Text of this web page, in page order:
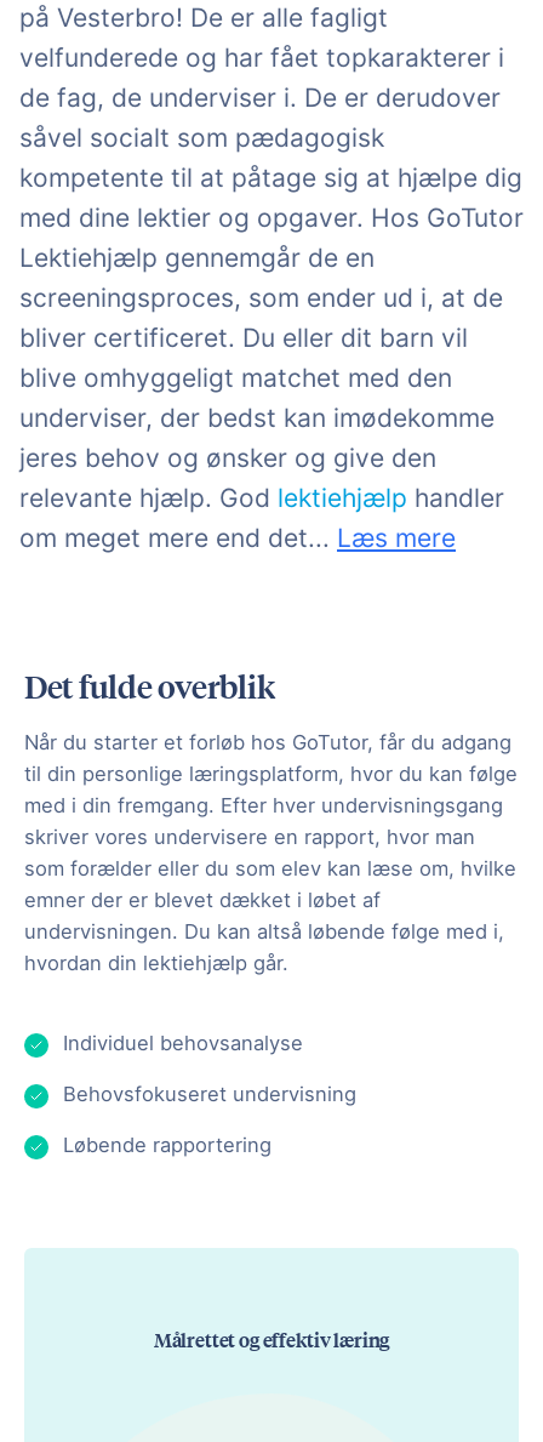
på Vesterbro! De er alle fagligt
velfunderede og har fået topkarakterer i
de fag, de underviser i. De er derudover
såvel socialt som pædagogisk
kompetente til at påtage sig at hjælpe dig
med dine lektier og opgaver. Hos GoTutor
Lektiehjælp gennemgår de en
screeningsproces, som ender ud i, at de
bliver certificeret. Du eller dit barn vil
blive omhyggeligt matchet med den
underviser, der bedst kan imødekomme
jeres behov og ønsker og give den
relevante hjælp. God lektiehjælp handler
om meget mere end detfaglige. Det er
... Læs mere.
Det fulde overblik
Når du starter et forløb hos GoTutor, får du adgang
til din personlige læringsplatform, hvor du kan følge
med i din fremgang. Efter hver undervisningsgang
skriver vores undervisere en rapport, hvor man
som forælder eller du som elev kan læse om, hvilke
emner der er blevet dækket i løbet af
undervisningen. Du kan altså løbende følge med i,
hvordan din lektiehjælp går.
Individuel behovsanalyse
Behovsfokuseret undervisning
Løbende rapportering
Målrettet og effektiv læring